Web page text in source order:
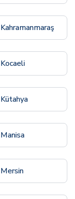
Kahramanmaraş
Kocaeli
Kütahya
Manisa
Mersin